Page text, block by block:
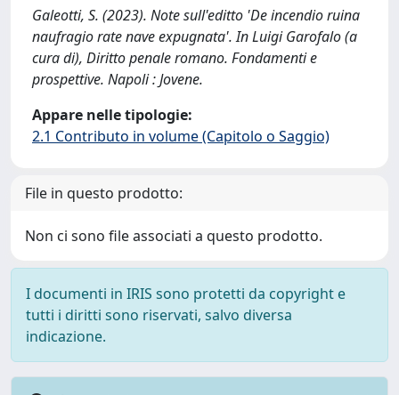
Galeotti, S. (2023). Note sull'editto 'De incendio ruina
naufragio rate nave expugnata'. In Luigi Garofalo (a
cura di), Diritto penale romano. Fondamenti e
prospettive. Napoli : Jovene.
Appare nelle tipologie:
2.1 Contributo in volume (Capitolo o Saggio)
File in questo prodotto:
Non ci sono file associati a questo prodotto.
I documenti in IRIS sono protetti da copyright e
tutti i diritti sono riservati, salvo diversa
indicazione.